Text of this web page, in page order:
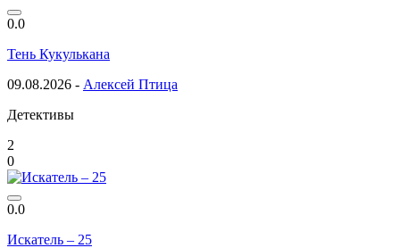
0.0
Тень Кукулькана
09.08.2026 - Алексей Птица
Детективы
2
0
0.0
Искатель – 25